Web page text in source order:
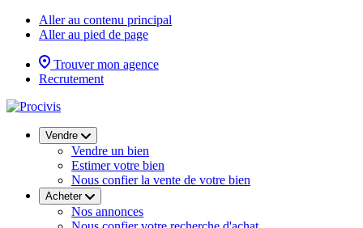
Aller au contenu principal
Aller au pied de page
Trouver mon agence
Recrutement
Vendre
Vendre un bien
Estimer votre bien
Nous confier la vente de votre bien
Acheter
Nos annonces